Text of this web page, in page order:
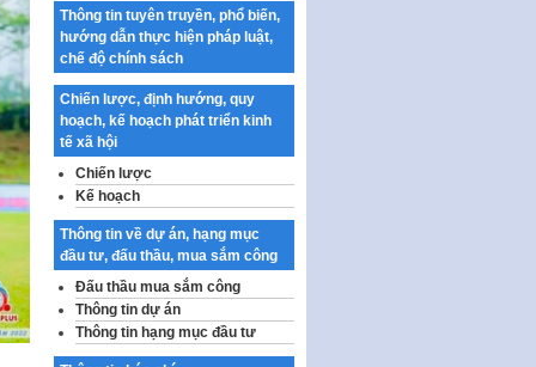
tưởng của Đảng…
Công bố công khai dự toán kinh
phí xây dựng pháp luật, hoàn
thiện thể chế, chính…
Quy định về nghiên cứu, ứng
dụng khoa học, công nghệ, đổi
mới sáng tạo và chuyển…
Quy định chi tiết và hướng dẫn
thi hành một số điều của Luật Lý
lịch tư…
Sửa đổi, bổ sung một số nội
dung tại Nghị quyết số 30/NQ-
CP ngày 24 tháng 02…
Ban hành Chương trình hành
Thông tin tuyên truyền, phổ biến,
hướng dẫn thực hiện pháp luật,
chế độ chính sách
Chiến lược, định hướng, quy
hoạch, kế hoạch phát triển kinh
tế xã hội
Chiến lược
Kế hoạch
Thông tin về dự án, hạng mục
đầu tư, đấu thầu, mua sắm công
Đấu thầu mua sắm công
Thông tin dự án
Thông tin hạng mục đầu tư